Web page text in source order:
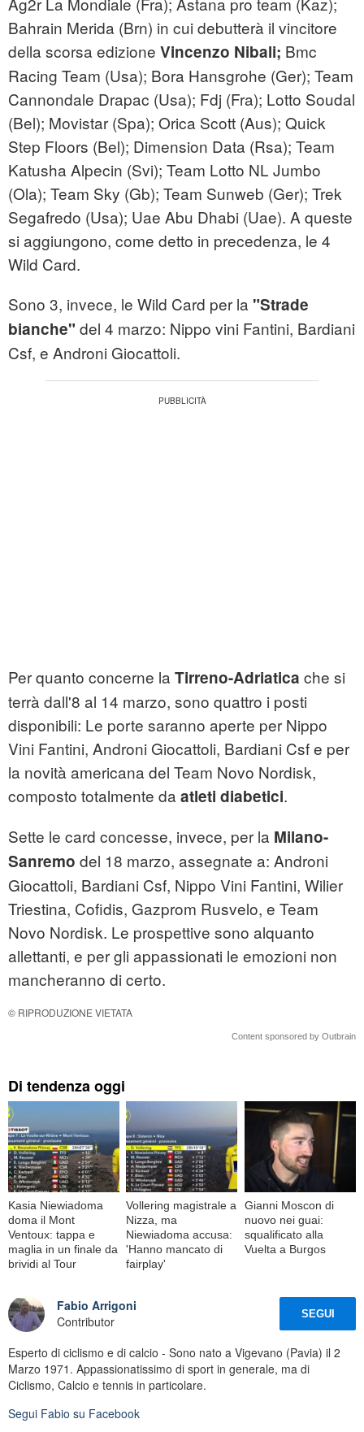
Bahrain Merida (Brn) in cui debutterà il vincitore
della scorsa edizione Vincenzo Nibali; Bmc
Racing Team (Usa); Bora Hansgrohe (Ger); Team
Cannondale Drapac (Usa); Fdj (Fra); Lotto Soudal
(Bel); Movistar (Spa); Orica Scott (Aus); Quick
Step Floors (Bel); Dimension Data (Rsa); Team
Katusha Alpecin (Svi); Team Lotto NL Jumbo
(Ola); Team Sky (Gb); Team Sunweb (Ger); Trek
Segafredo (Usa); Uae Abu Dhabi (Uae). A queste
si aggiungono, come detto in precedenza, le 4
Wild Card.
Sono 3, invece, le Wild Card per la "Strade
bianche" del 4 marzo: Nippo vini Fantini, Bardiani
Csf, e Androni Giocattoli.
Per quanto concerne la Tirreno-Adriatica che si
terrà dall'8 al 14 marzo, sono quattro i posti
disponibili: Le porte saranno aperte per Nippo
Vini Fantini, Androni Giocattoli, Bardiani Csf e per
la novità americana del Team Novo Nordisk,
composto totalmente da atleti diabetici.
Sette le card concesse, invece, per la Milano-
Sanremo del 18 marzo, assegnate a: Androni
Giocattoli, Bardiani Csf, Nippo Vini Fantini, Wilier
Triestina, Cofidis, Gazprom Rusvelo, e Team
Novo Nordisk. Le prospettive sono alquanto
allettanti, e per gli appassionati le emozioni non
mancheranno di certo.
© RIPRODUZIONE VIETATA
Content sponsored by Outbrain
Di tendenza oggi
Kasia Niewiadoma
doma il Mont
Ventoux: tappa e
maglia in un finale da
brividi al Tour
Vollering magistrale a
Nizza, ma
Niewiadoma accusa:
'Hanno mancato di
fairplay'
Gianni Moscon di
nuovo nei guai:
squalificato alla
Vuelta a Burgos
Fabio Arrigoni
Contributor
SEGUI
Esperto di ciclismo e di calcio - Sono nato a Vigevano (Pavia) il 2
Marzo 1971. Appassionatissimo di sport in generale, ma di
Ciclismo, Calcio e tennis in particolare.
Segui Fabio su Facebook